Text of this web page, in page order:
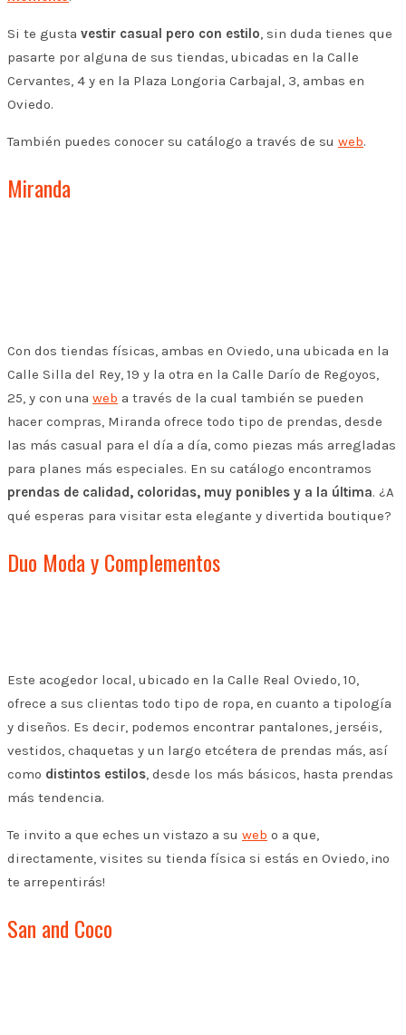
Si te gusta vestir casual pero con estilo, sin duda tienes que
pasarte por alguna de sus tiendas, ubicadas en la Calle
Cervantes, 4 y en la Plaza Longoria Carbajal, 3, ambas en
Oviedo.
También puedes conocer su catálogo a través de su web.
Miranda
Con dos tiendas físicas, ambas en Oviedo, una ubicada en la
Calle Silla del Rey, 19 y la otra en la Calle Darío de Regoyos,
25, y con una web a través de la cual también se pueden
hacer compras, Miranda ofrece todo tipo de prendas, desde
las más casual para el día a día, como piezas más arregladas
para planes más especiales. En su catálogo encontramos
prendas de calidad, coloridas, muy ponibles y a la última. ¿A
qué esperas para visitar esta elegante y divertida boutique?
Duo Moda y Complementos
Este acogedor local, ubicado en la Calle Real Oviedo, 10,
ofrece a sus clientas todo tipo de ropa, en cuanto a tipología
y diseños. Es decir, podemos encontrar pantalones, jerséis,
vestidos, chaquetas y un largo etcétera de prendas más, así
como distintos estilos, desde los más básicos, hasta prendas
más tendencia.
Te invito a que eches un vistazo a su web o a que,
directamente, visites su tienda física si estás en Oviedo, ¡no
te arrepentirás!
San and Coco